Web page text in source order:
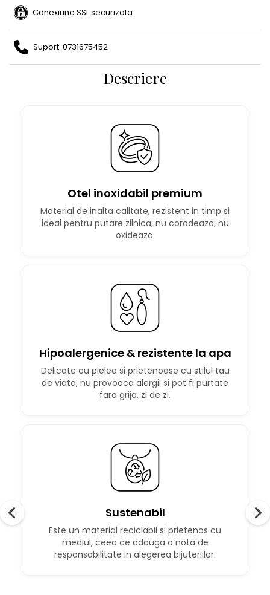
Conexiune SSL securizata
Suport: 0731675452
Descriere
Otel inoxidabil premium
Material de inalta calitate, rezistent in timp si
ideal pentru putare zilnica, nu corodeaza, nu
oxideaza.
Hipoalergenice & rezistente la apa
Delicate cu pielea si prietenoase cu stilul tau
de viata, nu provoaca alergii si pot fi purtate
fara grija, zi de zi.
Sustenabil
Este un material reciclabil si prietenos cu
mediul, ceea ce adauga o nota de
responsabilitate in alegerea bijuteriilor.